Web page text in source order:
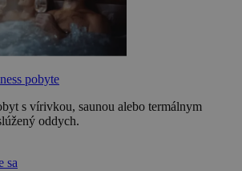
pobyte
s vírivkou, saunou alebo termálnym
oddych.
sa